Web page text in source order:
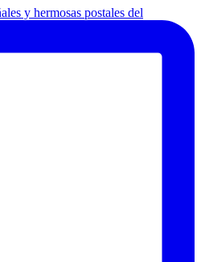
y hermosas postales del